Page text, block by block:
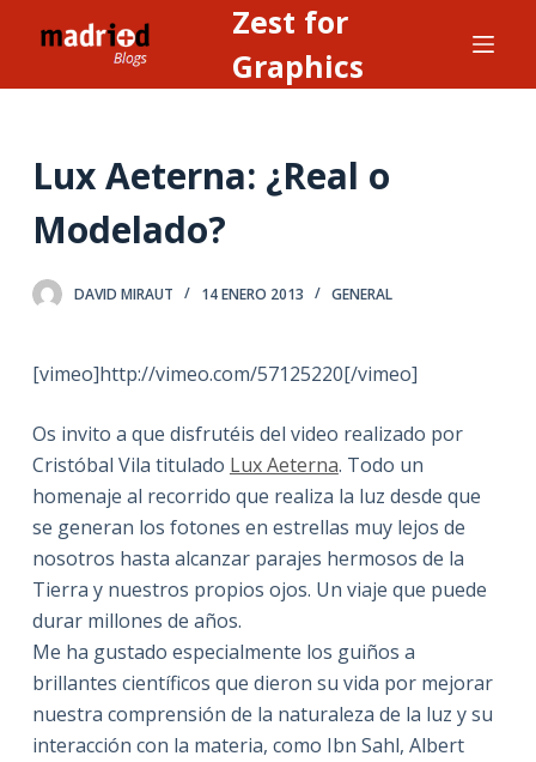
l
o
n
d
o
Zest for
Graphics
Lux Aeterna: ¿Real o
Modelado?
DAVID MIRAUT 14 ENERO 2013 GENERAL
[vimeo]http://vimeo.com/57125220[/vimeo]
Os invito a que disfrutéis del video realizado por
Cristóbal Vila titulado Lux Aeterna. Todo un
homenaje al recorrido que realiza la luz desde que
se generan los fotones en estrellas muy lejos de
nosotros hasta alcanzar parajes hermosos de la
Tierra y nuestros propios ojos. Un viaje que puede
durar millones de años.
Me ha gustado especialmente los guiños a
brillantes científicos que dieron su vida por mejorar
nuestra comprensión de la naturaleza de la luz y su
interacción con la materia, como Ibn Sahl, Albert